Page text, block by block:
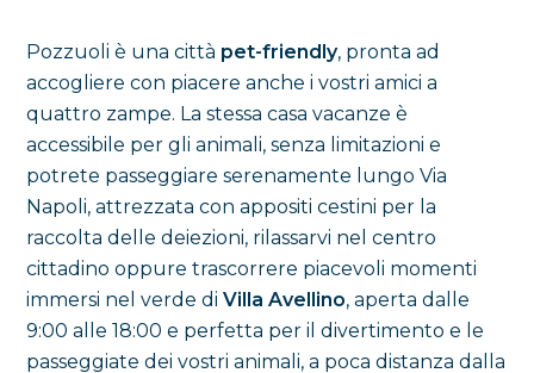
Pozzuoli è una città pet-friendly, pronta ad
accogliere con piacere anche i vostri amici a
quattro zampe. La stessa casa vacanze è
accessibile per gli animali, senza limitazioni e
potrete passeggiare serenamente lungo Via
Napoli, attrezzata con appositi cestini per la
raccolta delle deiezioni, rilassarvi nel centro
cittadino oppure trascorrere piacevoli momenti
immersi nel verde di Villa Avellino, aperta dalle
9:00 alle 18:00 e perfetta per il divertimento e le
passeggiate dei vostri animali, a poca distanza dalla